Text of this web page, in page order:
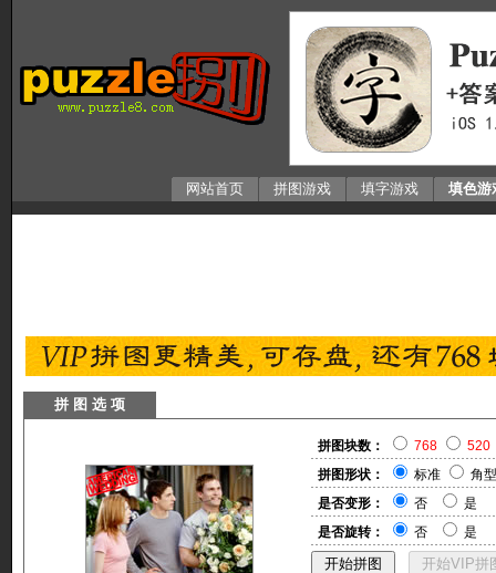
网站首页 拼图游戏 填字游戏 填色游
拼 图 选 项
拼图块数： 768
520
拼图形状：
标准
角型
是否变形：
否
是
是否旋转：
否 是